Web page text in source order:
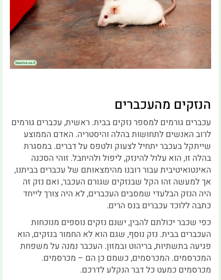
הנזקים מהעכברים
עכברים גורמים למספר נזקים בבית. ראשית, עכברים גורמים
לרוב האנשים לתחושות בהלה והיסטריה. האדם הממוצע
שייתקל בעכבר יתחיל לצעוק ולטפס על דברים. במסגרת
בהלה זו, הוא עלול להינזק, ליפול ולהיחבל. זוהי הסכנה
האינטואיטיבית עבור רובנו מהימצאותם של עכברים בביתנו,
אך למעשה זהו הקל שבנזקים שגורם העכבר, ואם נזק זה
היה הנזק הבלעדי שמסבים העכברים, לא היה צורך לייחד
כתבה ללוכד עכברים בנס הרים.
כפי שכבר יכולתם להבין, ישנם נזקים נוספים מנוכחות
העכברים בבית. נזק נוסף, שגם הוא לא החמור בנזקים, הוא
פגיעה בתשתיות, בריהוט ובמזון. העכבר נמנה על משפחת
המכרסמים. המכרסמים, כשמם כן הם – מכרסמים.
מכרסמים כמעט כל דבר הנקלע לדרכם.